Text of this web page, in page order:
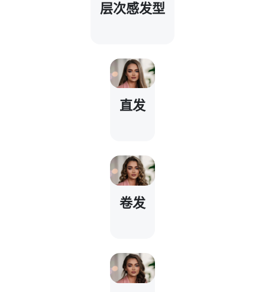
层次感发型
直发
卷发